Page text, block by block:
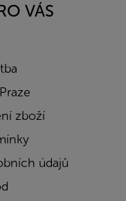
VÁS
zboží
údajů